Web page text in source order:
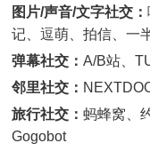
图片/声音/文字社交：
记、逗萌、拍信、一
弹幕社交： A/B站、
邻里社交：
旅行社交： 蚂蜂窝、
Gogobot